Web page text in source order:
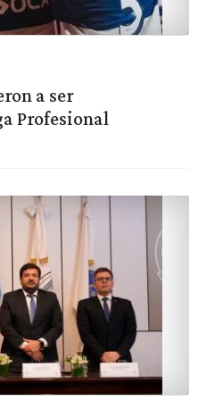
a ser
Profesional